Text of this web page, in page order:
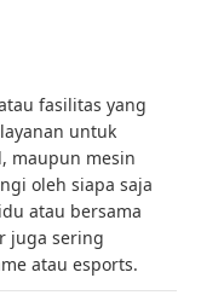
fasilitas yang
untuk
maupun mesin
oleh siapa saja
atau bersama
juga sering
atau esports.